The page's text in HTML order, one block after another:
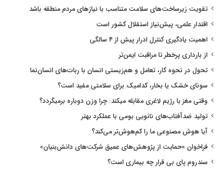
تقویت زیرساخت‌های سلامت متناسب با نیازهای مردم منطقه باشد
اقتدار علمی، پیش‌نیاز استقلال کشور است
اهمیت یادگیری کنترل ادرار پیش از ۴ سالگی
از بارداری پرخطر تا مراقبت ایمن‌تر
تحول در نحوه کار، تعامل و هم‌زیستی انسان با ربات‌های انسان‌نما
سونای خشک یا بخار، کدامیک برای سلامتی مفید است؟
وقتی مغز با رژیم لاغری مقابله میکند: چرا وزن دوباره برمیگردد؟
تولید ضدآفتاب‌های نانویی بومی با عملکرد بهتر
آیا هوش مصنوعی ما را کم‌هوش‌تر می‌کند؟
فراخوان «حمایت از پژوهش‌های عمیق شرکت‌های دانش‌بنیان»
سندروم پای بی قرار چه بیماری است؟